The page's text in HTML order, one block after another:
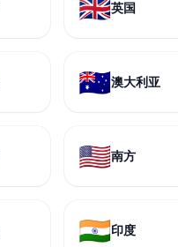
🇬🇧英国
🇦🇺澳大利亚
🇺🇸南方
🇮🇳印度